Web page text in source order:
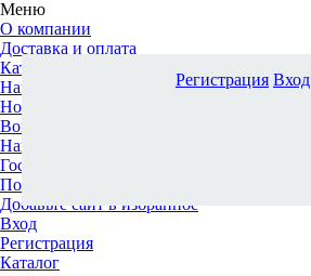
Меню
О компании
Доставка и оплата
Каталог
Наши офисы
Новости и новинки
Вопрос-ответ
Наша команда
Гос. заказчикам
Поставщикам
Добавьте сайт в избранное
Вход
Регистрация
Каталог
Регистрация Вход